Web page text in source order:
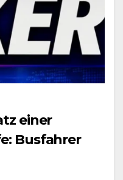
einer
Busfahrer